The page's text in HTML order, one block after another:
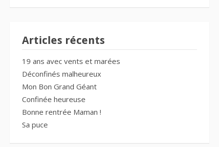
Articles récents
19 ans avec vents et marées
Déconfinés malheureux
Mon Bon Grand Géant
Confinée heureuse
Bonne rentrée Maman !
Sa puce